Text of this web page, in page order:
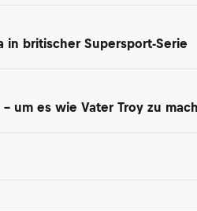
in britischer Supersport-Serie
um es wie Vater Troy zu